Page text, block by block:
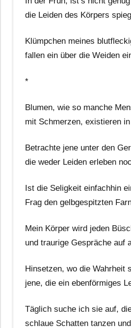
die Leiden des Körpers
Klümpchen meines
fallen ein über die Weiden
*
Blumen, wie so manche
mit Schmerzen, existieren
Betrachte jene unter den
die weder Leiden erleben
Ist die Seligkeit einfachhin
Frag den gelbgespitzten
Mein Körper wird jeden
und traurige Gespräche auf
Hinsetzen, wo die Wahrheit
jene, die ein ebenförmiges
Täglich suche ich sie auf,
schlaue Schatten tanzen